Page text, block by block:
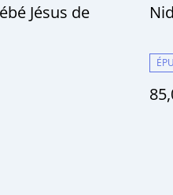
Jésus de